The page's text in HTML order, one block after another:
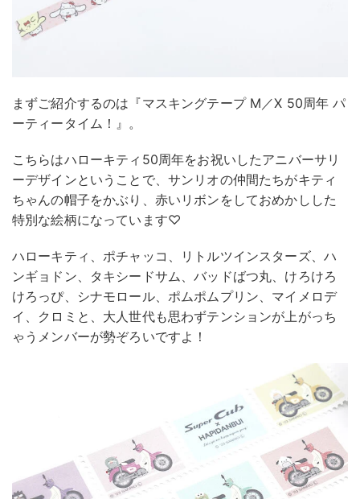
まずご紹介するのは『マスキングテープ M／X 50周年 パ
ーティータイム！』。
こちらはハローキティ50周年をお祝いしたアニバーサリ
ーデザインということで、サンリオの仲間たちがキティ
ちゃんの帽子をかぶり、赤いリボンをしておめかしした
特別な絵柄になっています♡
ハローキティ、ポチャッコ、リトルツインスターズ、ハ
ンギョドン、タキシードサム、バッドばつ丸、けろけろ
けろっぴ、シナモロール、ポムポムプリン、マイメロデ
イ、クロミと、大人世代も思わずテンションが上がっち
ゃうメンバーが勢ぞろいですよ！